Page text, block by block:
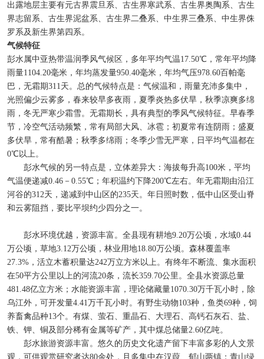
出露地层主要有元古界震旦系、古生界寒武系、古生界奥陶系、古生
界志留系、古生界泥盆系、古生界二叠系、中生界三叠系、中生界侏
罗系及新生界第四系。
气候特征
彭水属中亚热带温润季风气候区，多年平均气温17.50℃，常年平均降
雨量1104.20毫米，年均蒸发量950.40毫米，年均气压978.60百帕毫
巴，无霜期311天。总的气候特点是：气候温和，雨量充沛多集中，
光照偏少云雾多，春来较早多夜雨，夏季炎热多伏旱，秋季凉爽多绵
雨，冬无严寒少霜雪。无霜期长，具有典型的季风气候特征。早春季
节，冷空气活动频繁，常有局部大风、冰雹；初夏常有连阴雨；盛夏
多伏旱，常有酷暑；秋季多绵雨；冬季少雪无严寒，日平均气温都在
0℃以上。
彭水气候的另一特点是，立体差异大：海拔每升高100米，平均
气温便递减0.46－0.55℃；年积温约下降200℃左右。年无霜期由沿江
河谷的312天，递减到中山区的235天。年日照时数，低中山区受山脊
和云雾阻挡，要比平坝约少四分之一。
彭水环境优越，资源丰富。全县现有耕地9.20万公顷，水域0.44
万公顷，草地3.12万公顷，林业用地18.80万公顷。森林覆盖率
27.3%，活立木蓄积量达242万立方米以上。有终年不断流、集水面积
在50平方公里以上的河流20条，流长359.70公里。全县水资源总量
481.48亿立方米；水能资源丰富，理论储藏量1070.30万千瓦小时，除
乌江外，可开发量4.41万千瓦小时。有野生动物103种，鱼类69种，饲
养畜禽品种13个。有煤、萤石、重晶石、大理石、高钙石灰石、盐、
铁、钾、铜及部分稀有金属等矿产，其中煤总储量2.60亿吨。
彭水旅游资源丰富。悠久的历史文化遗产留下丰富多彩的人文景
观，可供观赏研究者达80余处，且多集中在汉葭、郁山两镇；青山绿